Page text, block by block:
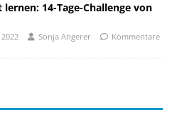
14-Tage-Challenge von
Sonja Angerer
Kommentare